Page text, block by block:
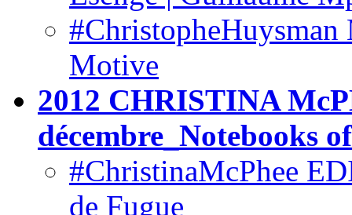
#ChristopheHuysman
Motive
2012 CHRISTINA
décembre_Notebooks
#ChristinaMcPhee
de Fugue